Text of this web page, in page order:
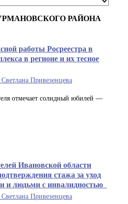
РАЙОНА
работы Росреестра в
в регионе и их тесное
Светлана Привезенцева
отмечает солидный юбилей —
Ивановской области
стажа за уход
и людьми с инвалидностью
Светлана Привезенцева